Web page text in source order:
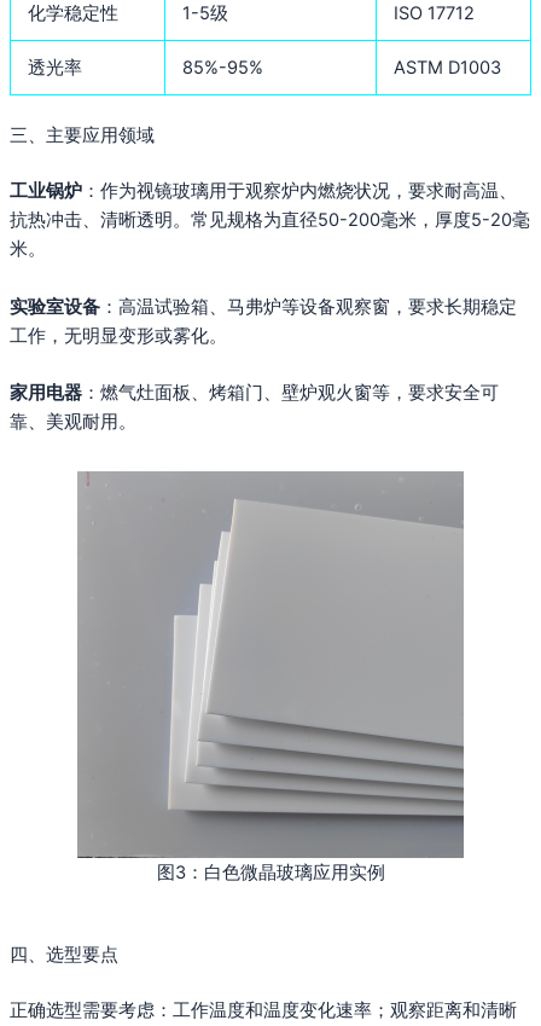
化学稳定性 1-5级 ISO 17712
透光率 85%-95% ASTM D1003
三、主要应用领域
工业锅炉：作为视镜玻璃用于观察炉内燃烧状况，要求耐高温、
抗热冲击、清晰透明。常见规格为直径50-200毫米，厚度5-20毫
米。
实验室设备：高温试验箱、马弗炉等设备观察窗，要求长期稳定
工作，无明显变形或雾化。
家用电器：燃气灶面板、烤箱门、壁炉观火窗等，要求安全可
靠、美观耐用。
图3：白色微晶玻璃应用实例
四、选型要点
正确选型需要考虑：工作温度和温度变化速率；观察距离和清晰